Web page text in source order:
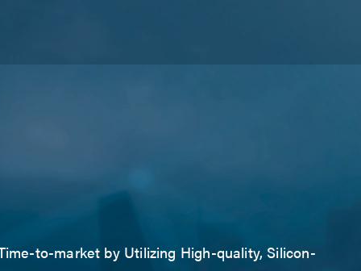
to-market by Utilizing High-quality, Silicon-